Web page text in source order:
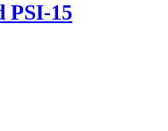
PSI-15